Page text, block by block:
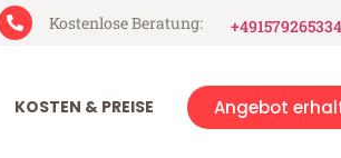
Kostenlose Beratung:
KOSTEN & PREISE Angebot